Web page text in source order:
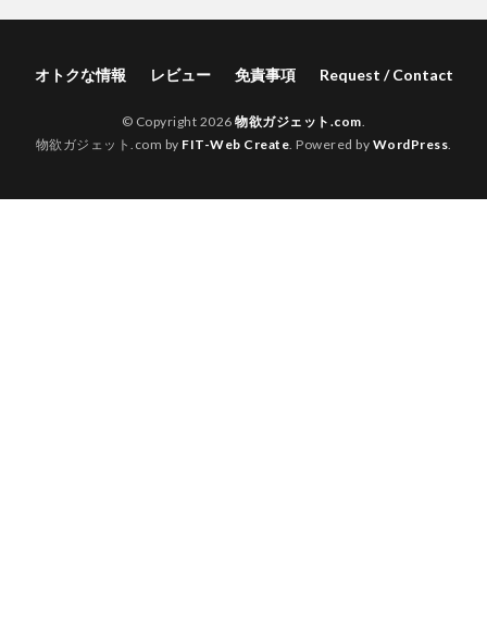
オトクな情報 レビュー 免責事項 Request / Contact
© Copyright 2026物欲ガジェット.com.
物欲ガジェット.com by FIT-Web Create. Powered by WordPress.